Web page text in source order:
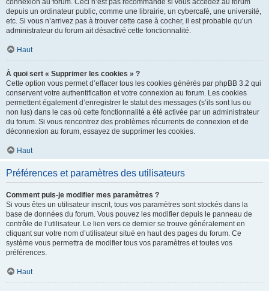
connexion au forum. Ceci n’est pas recommandé si vous accédez au forum
depuis un ordinateur public, comme une librairie, un cybercafé, une université,
etc. Si vous n’arrivez pas à trouver cette case à cocher, il est probable qu’un
administrateur du forum ait désactivé cette fonctionnalité.
Haut
À quoi sert « Supprimer les cookies » ?
Cette option vous permet d’effacer tous les cookies générés par phpBB 3.2 qui
conservent votre authentification et votre connexion au forum. Les cookies
permettent également d’enregistrer le statut des messages (s’ils sont lus ou
non lus) dans le cas où cette fonctionnalité a été activée par un administrateur
du forum. Si vous rencontrez des problèmes récurrents de connexion et de
déconnexion au forum, essayez de supprimer les cookies.
Haut
Préférences et paramètres des utilisateurs
Comment puis-je modifier mes paramètres ?
Si vous êtes un utilisateur inscrit, tous vos paramètres sont stockés dans la
base de données du forum. Vous pouvez les modifier depuis le panneau de
contrôle de l’utilisateur. Le lien vers ce dernier se trouve généralement en
cliquant sur votre nom d’utilisateur situé en haut des pages du forum. Ce
système vous permettra de modifier tous vos paramètres et toutes vos
préférences.
Haut